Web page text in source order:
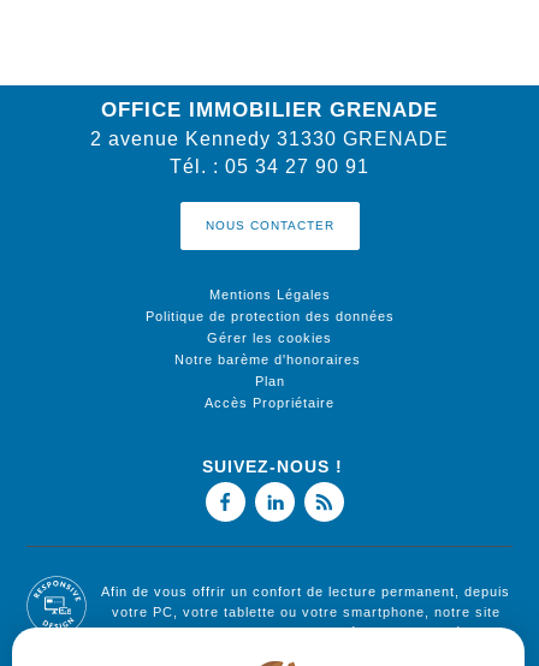
OFFICE IMMOBILIER GRENADE
2 avenue Kennedy 31330 GRENADE
Tél. : 05 34 27 90 91
NOUS CONTACTER
Mentions Légales
Politique de protection des données
Gérer les cookies
Notre barème d'honoraires
Plan
Accès Propriétaire
SUIVEZ-NOUS !
Afin de vous offrir un confort de lecture permanent, depuis
votre PC, votre tablette ou votre smartphone, notre site